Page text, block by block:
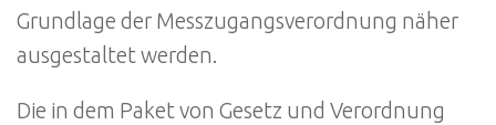
Grundlage der Messzugangsverordnung näher
ausgestaltet werden.
Die in dem Paket von Gesetz und Verordnung